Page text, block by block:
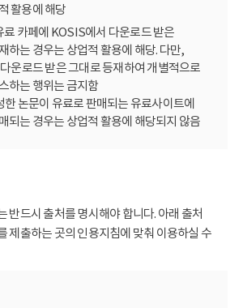
활용에 해당
료 카페에 KOSIS에서 다운로드 받은
하는 경우는 상업적 활용에 해당. 다만,
운로드 받은 그대로 등재하여 개별적으로
하는 행위는 금지함
한 논문이 유료로 판매되는 유료사이트에
되는 경우는 상업적 활용에 해당되지 않음
반드시 출처를 명시해야 합니다. 아래 출처
제출하는 곳의 인용지침에 맞춰 이용하실 수